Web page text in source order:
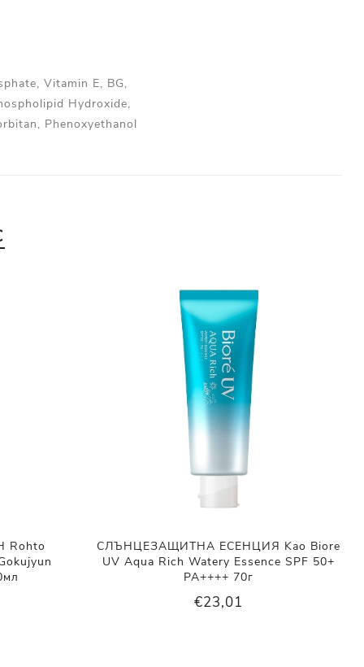
Vitamin E, BG,
Hydroxide,
Phenoxyethanol
СЛЪНЦЕЗАЩИТНА ЕСЕНЦИЯ Kao Biore
UV Aqua Rich Watery Essence SPF 50+
PA++++ 70г
€23,01